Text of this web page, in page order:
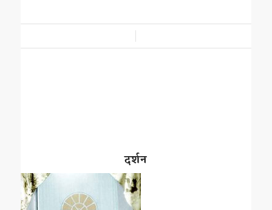
दर्शन